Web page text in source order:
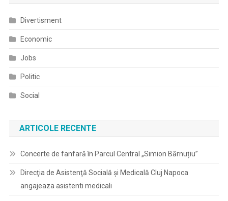
Divertisment
Economic
Jobs
Politic
Social
ARTICOLE RECENTE
Concerte de fanfară în Parcul Central „Simion Bărnuțiu”
Direcţia de Asistenţă Socială şi Medicală Cluj Napoca
angajeaza asistenti medicali